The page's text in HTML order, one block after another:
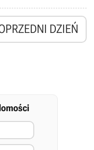
DZIEŃ